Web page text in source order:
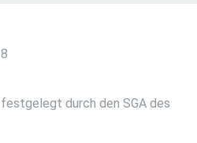
durch den SGA des